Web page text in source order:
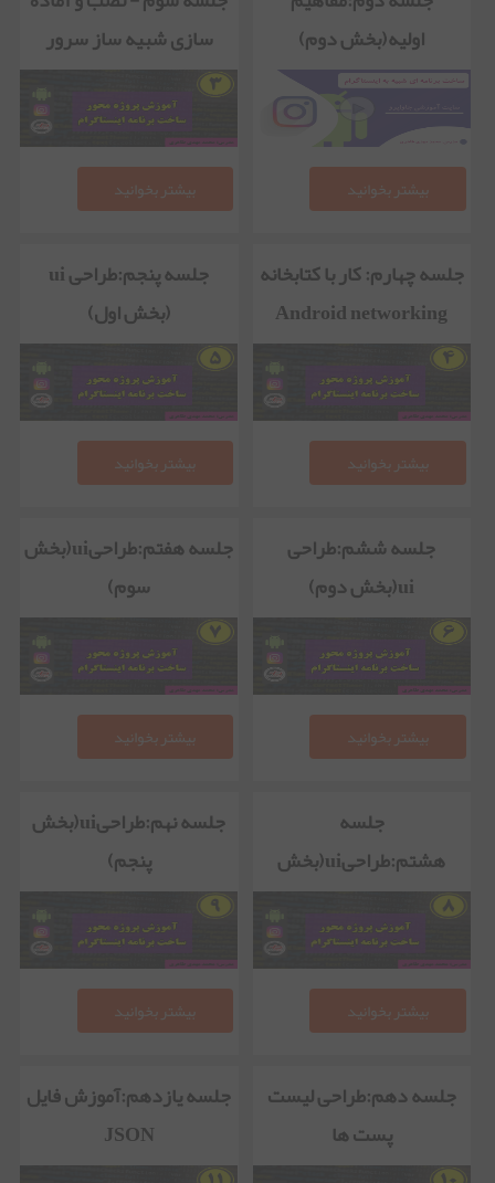
اولیه(بخش دوم)
بیشتر بخوانید
سازی شبیه ساز سرور
بیشتر بخوانید
جلسه چهارم: کار با کتابخانه
Android networking
بیشتر بخوانید
جلسه پنجم:طراحی ui
(بخش اول)
بیشتر بخوانید
جلسه ششم:طراحی
ui(بخش دوم)
بیشتر بخوانید
جلسه هفتم:طراحیui(بخش
سوم)
بیشتر بخوانید
جلسه
هشتم:طراحیui(بخش
چهارم)
بیشتر بخوانید
جلسه نهم:طراحیui(بخش
پنجم)
بیشتر بخوانید
جلسه دهم:طراحی لیست
پست ها
جلسه یازدهم:آموزش فایل
JSON